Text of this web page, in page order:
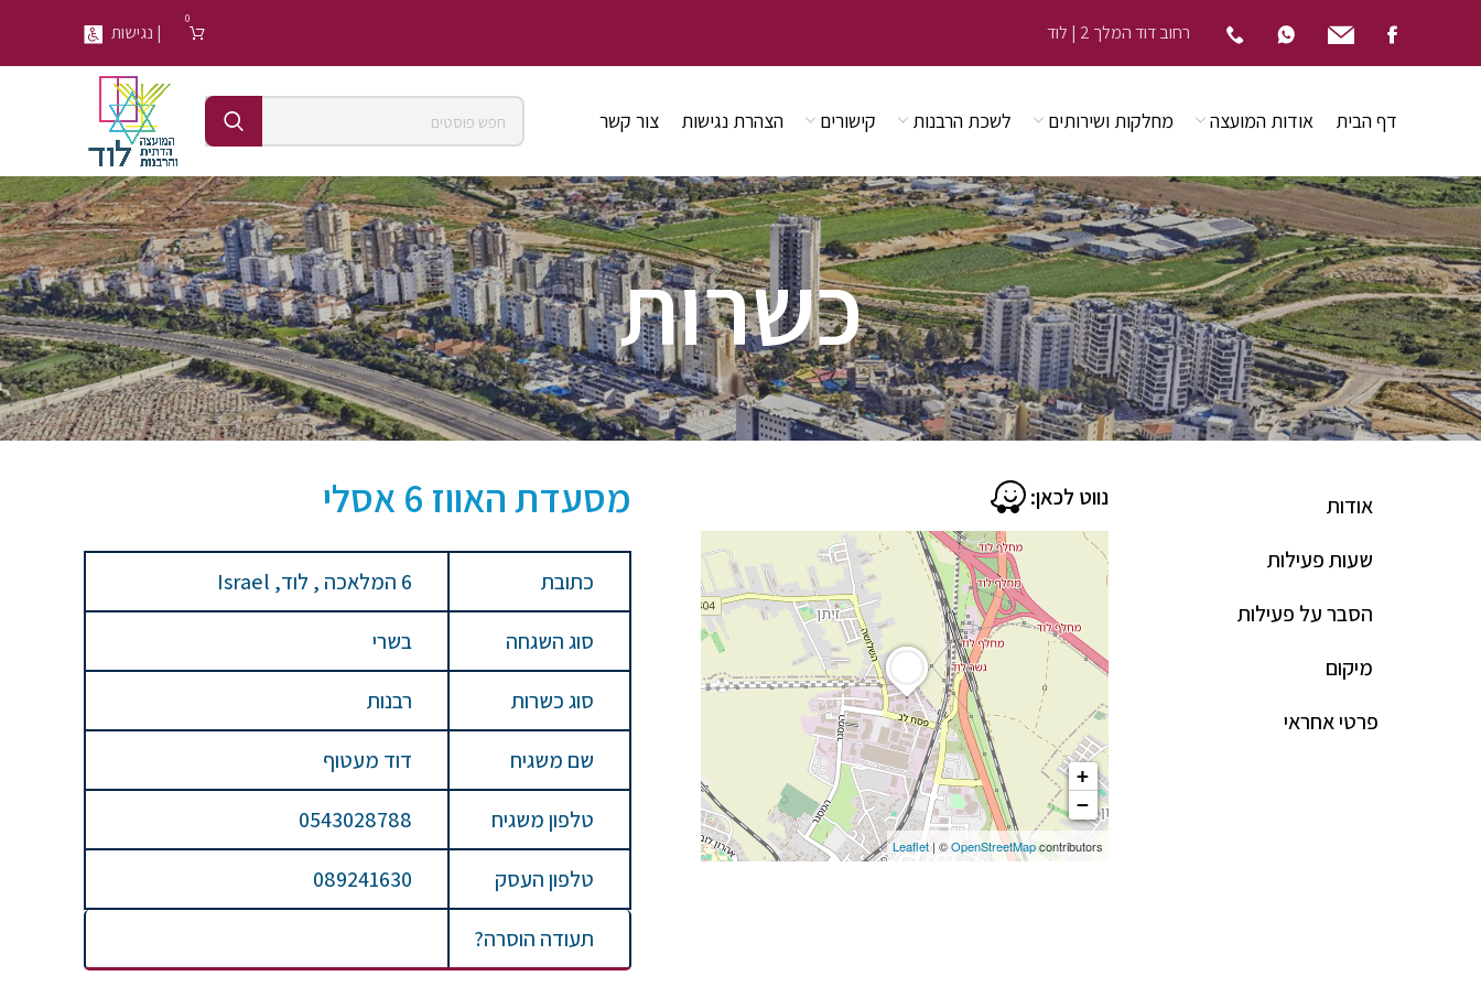
רחוב דוד המלך 2 | לוד
0
| נגישות
דף הבית אודות המועצה מחלקות ושירותים לשכת הרבנות קישורים הצהרת נגישות צור קשר
כשרות
אודות
שעות פעילות
הסבר על פעילות
מיקום
פרטי אחראי
נווט לכאן:
+
−
Leaflet | ©OpenStreetMapcontributors
מסעדת האווז 6 אסלי
כתובת 6 המלאכה , לוד, Israel
סוג השגחה בשרי
סוג כשרות רבנות
שם משגיח דוד מעטוף
טלפון משגיח 0543028788
טלפון העסק 089241630
תעודה הוסרה?